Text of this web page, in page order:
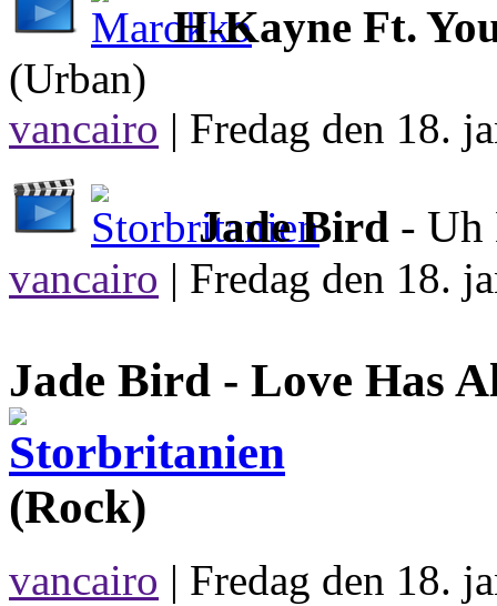
H-Kayne Ft.
(Urban)
vancairo | Fredag den 18.
Jade Bird -
vancairo | Fredag den 18.
Jade Bird - Love Has
(Rock)
vancairo | Fredag den 18.